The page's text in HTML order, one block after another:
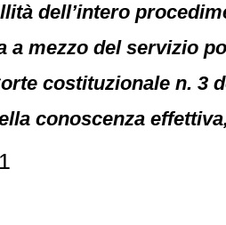
dell’intero
a mezzo del servizio
costituzionale n. 3
conoscenza